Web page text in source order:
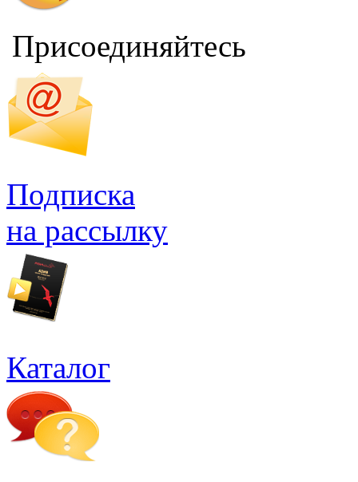
Присоединяйтесь
Подписка
на рассылку
Каталог